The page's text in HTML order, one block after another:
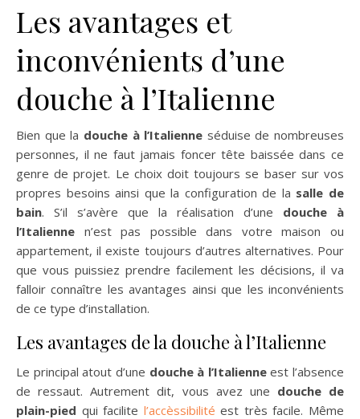
Les avantages et
inconvénients d’une
douche à l’Italienne
Bien que la douche à l’Italienne séduise de nombreuses
personnes, il ne faut jamais foncer tête baissée dans ce
genre de projet. Le choix doit toujours se baser sur vos
propres besoins ainsi que la configuration de la salle de
bain. S’il s’avère que la réalisation d’une douche à
l’Italienne n’est pas possible dans votre maison ou
appartement, il existe toujours d’autres alternatives. Pour
que vous puissiez prendre facilement les décisions, il va
falloir connaître les avantages ainsi que les inconvénients
de ce type d’installation.
Les avantages de la douche à l’Italienne
Le principal atout d’une douche à l’Italienneest l’absence
de ressaut. Autrement dit, vous avez une douche de
plain-pied qui facilite l’accèssibilité est très facile. Même